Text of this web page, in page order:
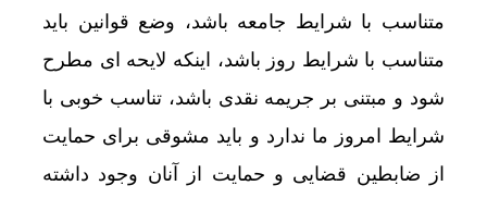
متناسب با شرایط جامعه باشد، وضع قوانین باید
متناسب با شرایط روز باشد، اینکه لایحه ای مطرح
شود و مبتنی بر جریمه نقدی باشد، تناسب خوبی با
شرایط امروز ما ندارد و باید مشوقی برای حمایت
از ضابطین قضایی و حمایت از آنان وجود داشته